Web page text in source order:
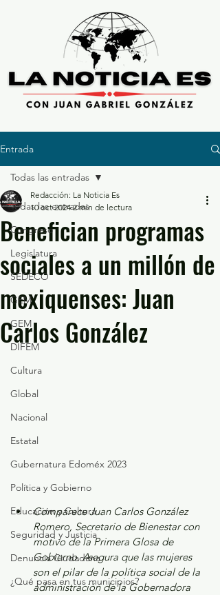
Entrada
Todas las entradas
Congreso
Legislatura
SEDECO
GEM
GEM
DIFEM
Cultura
Global
Nacional
Estatal
Gubernatura Edoméx 2023
Política y Gobierno
Educación y Cultura
Seguridad y Justicia
Denuncia Ciudadana
¿Qué pasa en tus municipios?
Todas las entradas
Benefician programas
sociales a un millón de
mexiquenses: Juan
Carlos González
Redacción: La Noticia Es
10 oct 2024 2 min de lectura
Comparece Juan Carlos González
Romero, Secretario de Bienestar con
motivo de la Primera Glosa de
Gobierno. Asegura que las mujeres
son el pilar de la política social de la
administración de la Gobernadora